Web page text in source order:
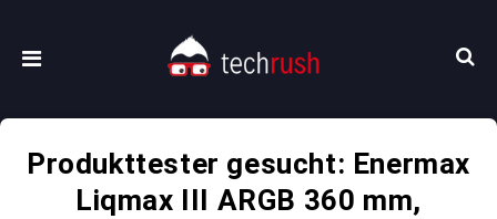
Produkttester gesucht: Enermax
Liqmax III ARGB 360 mm,